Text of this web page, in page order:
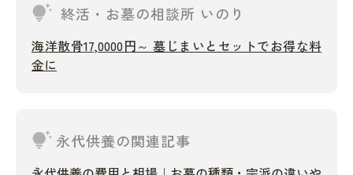
tips_and_updates 終活・お墓の相談所 いのり
海洋散骨17,0000円～ 墓じまいとセットでお得な料
金に
tips_and_updates 永代供養の関連記事